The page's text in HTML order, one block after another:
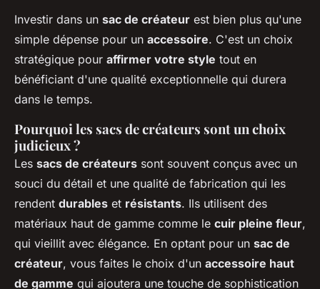
Investir dans un sac de créateur est bien plus qu'une
simple dépense pour un accessoire. C'est un choix
stratégique pour affirmer votre style tout en
bénéficiant d'une qualité exceptionnelle qui durera
dans le temps.
Pourquoi les sacs de créateurs sont un choix
judicieux ?
Les sacs de créateurs sont souvent conçus avec un
souci du détail et une qualité de fabrication qui les
rendent durables et résistants. Ils utilisent des
matériaux haut de gamme comme le cuir pleine fleur,
qui vieillit avec élégance. En optant pour un sac de
créateur, vous faites le choix d'un accessoire haut
de gamme qui ajoutera une touche de sophistication